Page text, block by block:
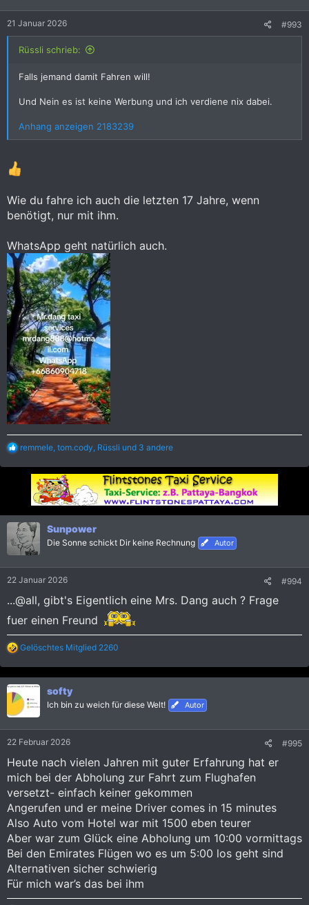
n
:
21 Januar 2026 #993
Rüssli schrieb:
Falls jemand damit Fahren will!
Und Nein es ist keine Werbung und ich verdiene nix dabei.
Anhang anzeigen 2183239
Wie du fahre ich auch die letzten 17 Jahre, wenn
benötigt, nur mit ihm.
WhatsApp geht natürlich auch.
R
a
o
n
e
n
:
remmele, tom.cody, Rüssli und 3 andere
Sunpower
Die Sonne schickt Dir keine Rechnung Autor
22 Januar 2026 #994
...@all, gibt's Eigentlich eine Mrs. Dang auch ? Frage
fuer einen Freund
R
a
k
t
i
o
n
Gelöschtes Mitglied 2260
softy
Ich bin zu weich für diese Welt! Autor
22 Februar 2026 #995
Heute nach vielen Jahren mit guter Erfahrung hat er
mich bei der Abholung zur Fahrt zum Flughafen
versetzt- einfach keiner gekommen
Angerufen und er meine Driver comes in 15 minutes
Also Auto vom Hotel war mit 1500 eben teurer
Aber war zum Glück eine Abholung um 10:00 vormittags
Bei den Emirates Flügen wo es um 5:00 los geht sind
Alternativen sicher schwierig
Für mich war’s das bei ihm